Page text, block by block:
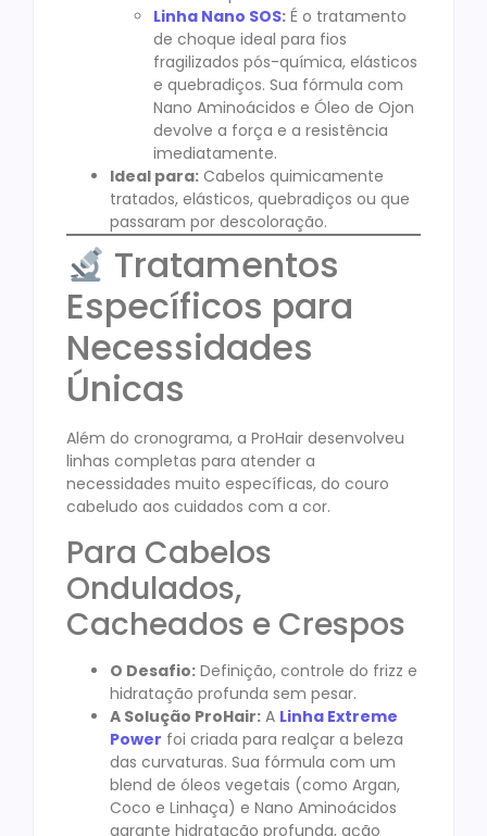
Linha Nano SOS: É o tratamento
de choque ideal para fios
fragilizados pós-química, elásticos
e quebradiços. Sua fórmula com
Nano Aminoácidos e Óleo de Ojon
devolve a força e a resistência
imediatamente.
Ideal para: Cabelos quimicamente
tratados, elásticos, quebradiços ou que
passaram por descoloração.
Tratamentos
Específicos para
Necessidades
Únicas
Além do cronograma, a ProHair desenvolveu
linhas completas para atender a
necessidades muito específicas, do couro
cabeludo aos cuidados com a cor.
Para Cabelos
Ondulados,
Cacheados e Crespos
O Desafio: Definição, controle do frizz e
hidratação profunda sem pesar.
A Solução ProHair: A Linha Extreme
Power foi criada para realçar a beleza
das curvaturas. Sua fórmula com um
blend de óleos vegetais (como Argan,
Coco e Linhaça) e Nano Aminoácidos
garante hidratação profunda, ação